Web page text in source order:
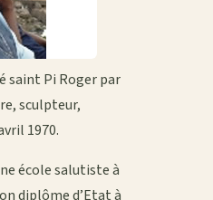
saint Pi Roger par
sculpteur,
1970.
école salutiste à
diplôme d’Etat à